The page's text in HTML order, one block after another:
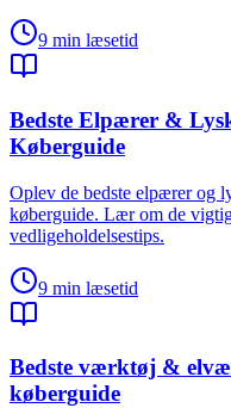
9 min læsetid
Bedste Elpærer &
Køberguide
Oplev de bedste elpærer og
køberguide. Lær om de
vedligeholdelsestips.
9 min læsetid
Bedste værktøj &
køberguide